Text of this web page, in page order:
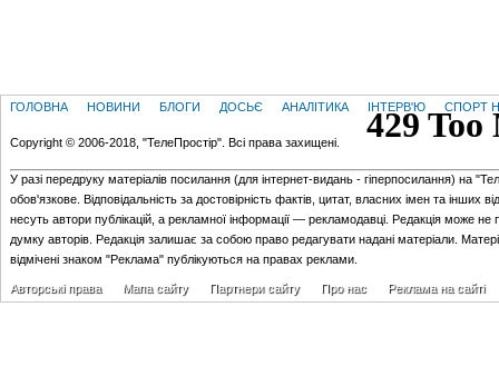
ГОЛОВНА НОВИНИ БЛОГИ ДОСЬЄ АНАЛІТИКА ІНТЕРВ'Ю СПОРТ
Copyright © 2006-2018, "ТелеПростір". Всі права захищені.
У разі передруку матеріалів посилання (для iнтернет-видань - гiперпосилання) на
обов'язкове. Відповідальність за достовірність фактів, цитат, власних імен та інших
несуть автори публікацій, а рекламної інформації — рекламодавці. Редакція може не
думку авторів. Редакція залишає за собою право редагувати надані матеріали.
відмічені знаком "Реклама" публікуються на правах реклами.
Авторські права Мапа сайту Партнери сайту Про нас Реклама на сайті